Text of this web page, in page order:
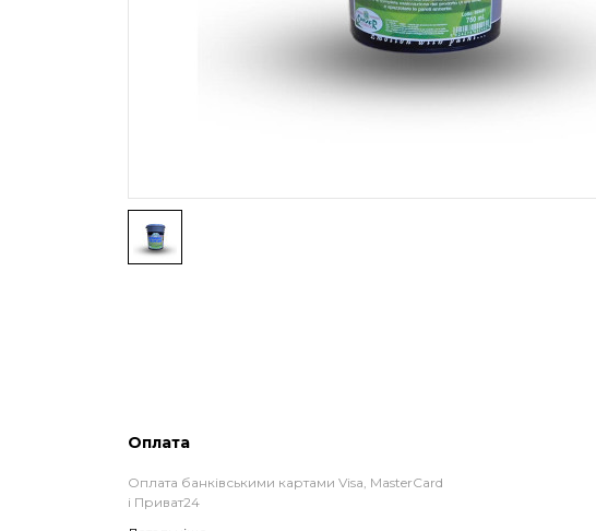
Оплата
Оплата банківськими картами Visa, MasterCard
і Приват24